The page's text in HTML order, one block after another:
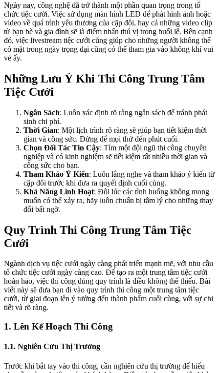
Ngày nay, công nghệ đã trở thành một phần quan trọng trong tổ
chức tiệc cưới. Việc sử dụng màn hình LED để phát hình ảnh hoặc
video về quá trình yêu thương của cặp đôi, hay cả những video clip
từ bạn bè và gia đình sẽ là điểm nhấn thú vị trong buổi lễ. Bên cạnh
đó, việc livestream tiệc cưới cũng giúp cho những người không thể
có mặt trong ngày trọng đại cũng có thể tham gia vào không khí vui
vẻ ấy.
Những Lưu Ý Khi Thi Công Trung Tâm
Tiệc Cưới
Ngân Sách: Luôn xác định rõ ràng ngân sách để tránh phát
sinh chi phí.
Thời Gian: Một lịch trình rõ ràng sẽ giúp bạn tiết kiệm thời
gian và công sức. Đừng để mọi thứ đến phút cuối.
Chọn Đối Tác Tin Cậy: Tìm một đội ngũ thi công chuyên
nghiệp và có kinh nghiệm sẽ tiết kiệm rất nhiều thời gian và
công sức cho bạn.
Tham Khảo Ý Kiến: Luôn lắng nghe và tham khảo ý kiến từ
cặp đôi trước khi đưa ra quyết định cuối cùng.
Khả Năng Linh Hoạt: Đôi lúc các tình huống không mong
muốn có thể xảy ra, hãy luôn chuẩn bị tâm lý cho những thay
đổi bất ngờ.
Quy Trình Thi Công Trung Tâm Tiệc
Cưới
Ngành dịch vụ tiệc cưới ngày càng phát triển mạnh mẽ, với nhu cầu
tổ chức tiệc cưới ngày càng cao. Để tạo ra một trung tâm tiệc cưới
hoàn hảo, việc thi công đúng quy trình là điều không thể thiếu. Bài
viết này sẽ đưa bạn đi vào quy trình thi công một trung tâm tiệc
cưới, từ giai đoạn lên ý tưởng đến thành phẩm cuối cùng, với sự chi
tiết và rõ ràng.
1. Lên Kế Hoạch Thi Công
1.1. Nghiên Cứu Thị Trường
Trước khi bắt tay vào thi công, cần nghiên cứu thị trường để hiểu